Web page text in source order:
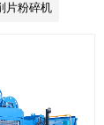
片粉碎机